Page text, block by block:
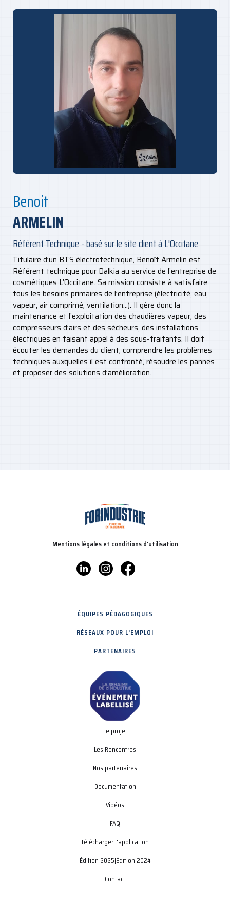
Benoit
ARMELIN
Référent Technique - basé sur le site client à L'Occitane
Titulaire d’un BTS électrotechnique, Benoît Armelin est
Référent technique pour Dalkia au service de l’entreprise de
cosmétiques L’Occitane. Sa mission consiste à satisfaire
tous les besoins primaires de l’entreprise (électricité, eau,
vapeur, air comprimé, ventilation…). Il gère donc la
maintenance et l’exploitation des chaudières vapeur, des
compresseurs d’airs et des sécheurs, des installations
électriques en faisant appel à des sous-traitants. Il doit
écouter les demandes du client, comprendre les problèmes
techniques auxquelles il est confronté, résoudre les pannes
et proposer des solutions d’amélioration.
Mentions légales et conditions d'utilisation
ÉQUIPES PÉDAGOGIQUES
RÉSEAUX POUR L'EMPLOI
PARTENAIRES
Le projet
Les Rencontres
Nos partenaires
Documentation
Vidéos
FAQ
Télécharger l'application
Édition 2025|Édition 2024
Contact